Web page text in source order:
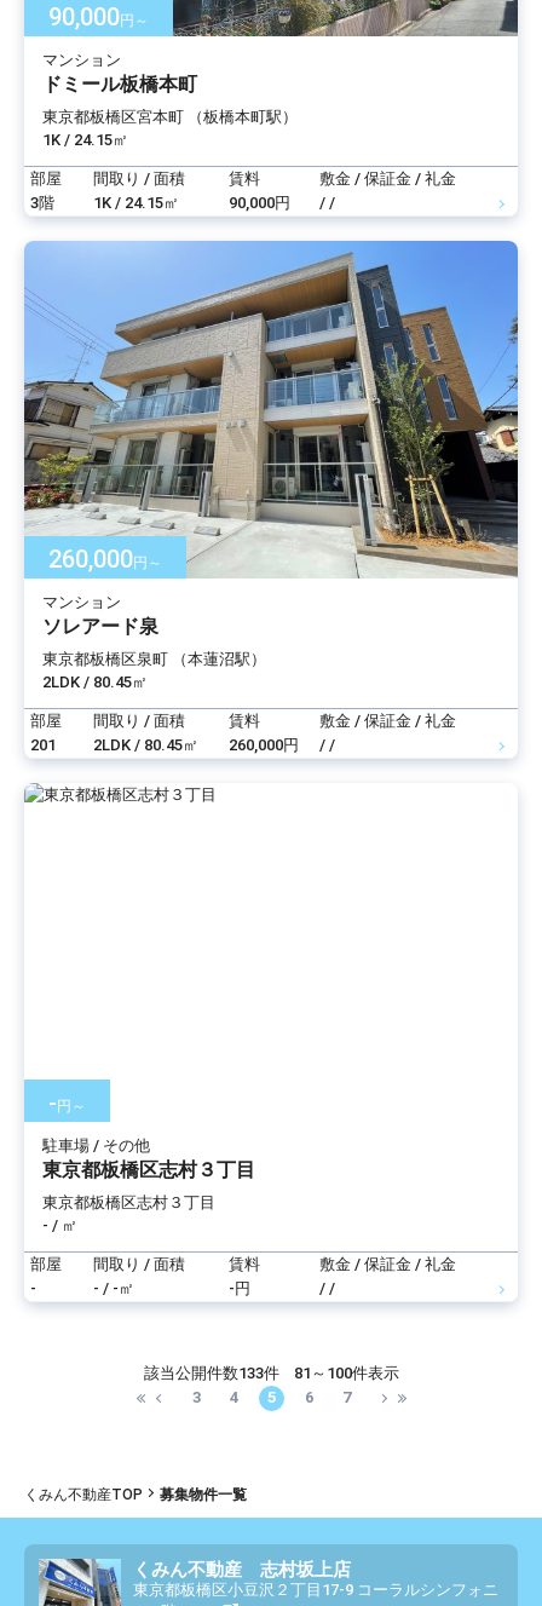
90,000円～
マンション
ドミール板橋本町
東京都板橋区宮本町 （板橋本町駅）
1K / 24.15㎡
部屋 間取り / 面積 賃料
敷金 / 保証金 / 礼金
3階
1K / 24.15㎡ 90,000円 / /
260,000円～
マンション
ソレアード泉
東京都板橋区泉町 （本蓮沼駅）
2LDK / 80.45㎡
部屋 間取り / 面積 賃料
敷金 / 保証金 / 礼金
201
2LDK / 80.45㎡ 260,000円 / /
- 円～
駐車場 / その他
東京都板橋区志村３丁目
東京都板橋区志村３丁目
- / ㎡
部屋 間取り / 面積 賃料
敷金 / 保証金 / 礼金
-
- / -㎡ -円 / /
該当公開件数133件81～100件表示
3
4 5 6 7
くみん不動産TOP 募集物件一覧
くみん不動産 志村坂上店
東京都板橋区小豆沢２丁目17-9 コーラルシンフォニ